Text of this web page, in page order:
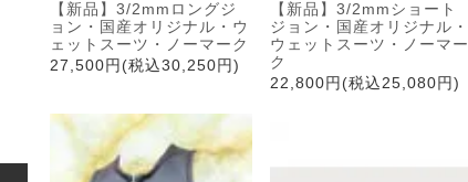
【新品】3/2mmロングジ
ョン・国産オリジナル・ウ
ェットスーツ・ノーマーク
27,500円(税込30,250円)
【新品】3/2mmショート
ジョン・国産オリジナル・
ウェットスーツ・ノーマー
ク
22,800円(税込25,080円)